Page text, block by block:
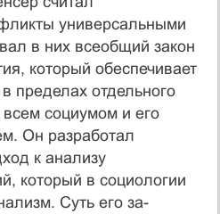
универсальными
в них все­общий закон
который обеспечивает
пределах отдельного
социумом и его
Он разработал
к анализу
ко­торый в социологии
Суть его за­